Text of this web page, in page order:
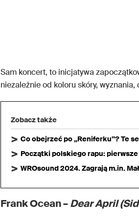
Sam koncert, to inicjatywa
niezależnie od koloru skóry,
Zobacz także
Co obejrzeć po „Reniferku”? Te
Początki polskiego rapu:
WROsound 2024. Zagrają m.in.
Frank Ocean –Dear April